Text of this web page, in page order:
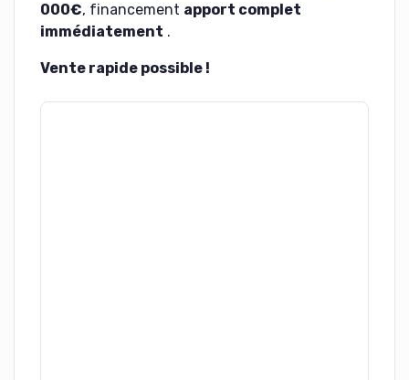
000€, financement apport complet
immédiatement .
Vente rapide possible !